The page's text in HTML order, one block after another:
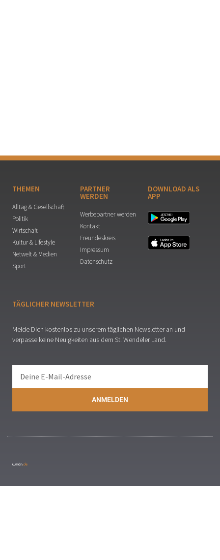
THEMEN
Alltag & Gesellschaft
Politik
Wirtschaft
Kultur & Lifestyle
Netwelt & Medien
Sport
PARTNER
WERDEN
Werbepartner werden
Kontakt
Freundeskreis
Impressum
Datenschutz
DOWNLOAD ALS
APP
TÄGLICHER NEWSLETTER
Melde Dich kostenlos zu unserem täglichen Newsletter an und
verpasse keine Neuigkeiten aus dem St. Wendeler Land.
ANMELDEN